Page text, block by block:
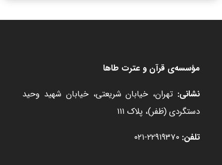
مؤسسه‌ی قرآن و عترت طاها
نشانی: تهران، خیابان شریعتی، خیابان شهید وحید
دستگردی (ظفر)، پلاک ۱۱۱
تلفن: